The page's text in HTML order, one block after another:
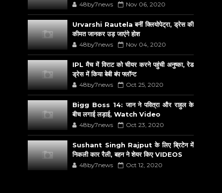
48by7news Nov 06, 2020
Urvarshi Rautela बनीं क्लियोपेट्रा, ड्रेस की
कीमत जानकर उड़ जाएंगे होश
48by7news Nov 04, 2020
IPL मैच में विराट को चीयर करने पहुंची अनुष्का, रेड
ड्रेस में किया बेबी बंप फ्लॉन्ट
48by7news Oct 25, 2020
Bigg Boss 14: जान ने पवित्रा और राहुल के
बीच लगाई लड़ाई, Watch Video
48by7news Oct 23, 2020
Sushant Singh Rajput के लिए ब्रिटेन में
निकली कार रैली, बहन ने शेयर किए VIDEOS
48by7news Oct 12, 2020